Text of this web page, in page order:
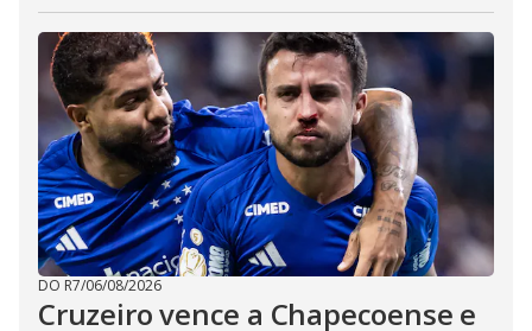
DO R7/06/08/2026
Cruzeiro vence a Chapecoense e